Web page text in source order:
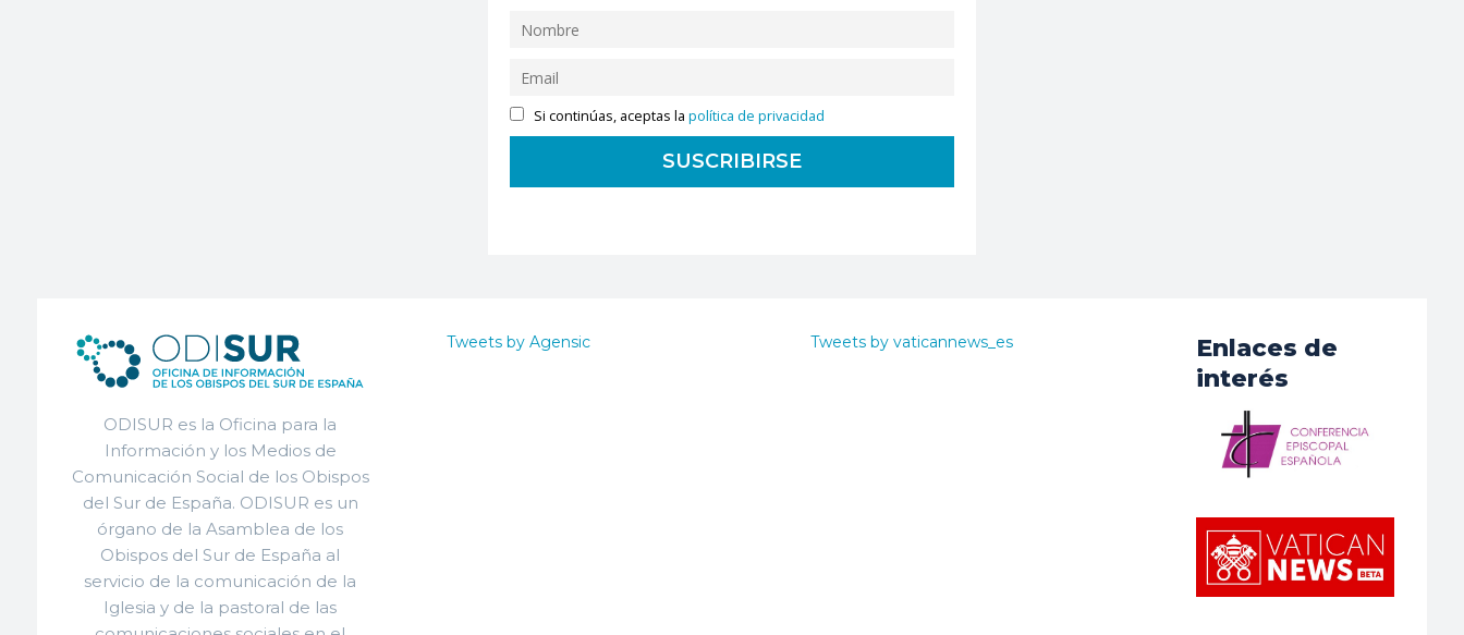
Si continúas, aceptas lapolítica de privacidad
ODISUR es la Oficina para la
Información y los Medios de
Comunicación Social de los Obispos
del Sur de España. ODISUR es un
órgano de la Asamblea de los
Obispos del Sur de España al
servicio de la comunicación de la
Iglesia y de la pastoral de las
Tweets by Agensic Tweets by vaticannews_es
Enlaces de
interés